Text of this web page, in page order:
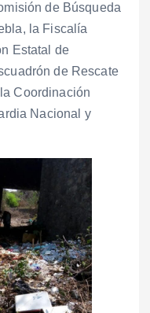
de Búsqueda
la Fiscalía
Estatal de
de Rescate
Coordinación
Nacional y